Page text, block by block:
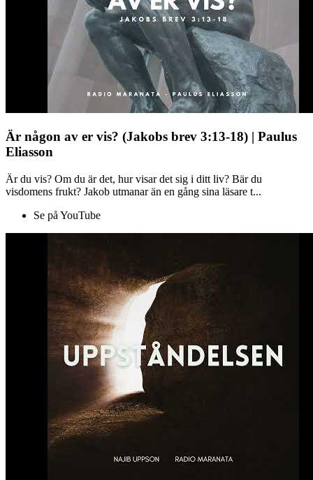
Är någon av er vis? (Jakobs brev 3:13-18) | Paulus
Eliasson
Är du vis? Om du är det, hur visar det sig i ditt liv? Bär du
visdomens frukt? Jakob utmanar än en gång sina läsare t...
Se på YouTube